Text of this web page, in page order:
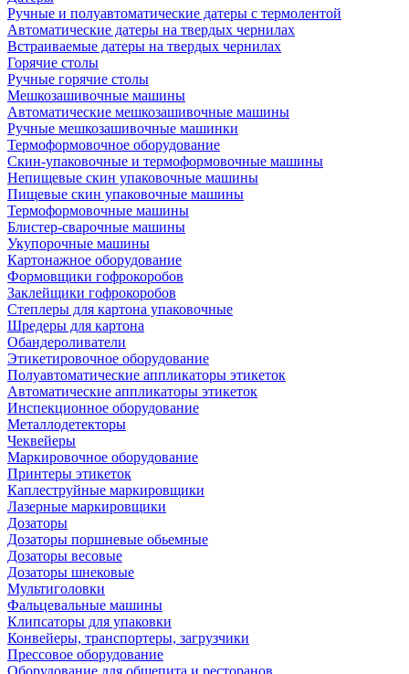
Ручные и полуавтоматические датеры с термолентой
Автоматические датеры на твердых чернилах
Встраиваемые датеры на твердых чернилах
Горячие столы
Ручные горячие столы
Мешкозашивочные машины
Автоматические мешкозашивочные машины
Ручные мешкозашивочные машинки
Термоформовочное оборудование
Скин-упаковочные и термоформовочные машины
Непищевые скин упаковочные машины
Пищевые скин упаковочные машины
Термоформовочные машины
Блистер-сварочные машины
Укупорочные машины
Картонажное оборудование
Формовщики гофрокоробов
Заклейщики гофрокоробов
Степлеры для картона упаковочные
Шредеры для картона
Обандероливатели
Этикетировочное оборудование
Полуавтоматические аппликаторы этикеток
Автоматические аппликаторы этикеток
Инспекционное оборудование
Металлодетекторы
Чеквейеры
Маркировочное оборудование
Принтеры этикеток
Каплеструйные маркировщики
Лазерные маркировщики
Дозаторы
Дозаторы поршневые обьемные
Дозаторы весовые
Дозаторы шнековые
Мультиголовки
Фальцевальные машины
Клипсаторы для упаковки
Конвейеры, транспортеры, загрузчики
Прессовое оборудование
Оборудование для общепита и ресторанов